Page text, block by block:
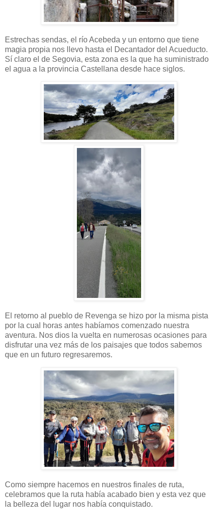
Estrechas sendas, el río Acebeda y un entorno que tiene
magia propia nos llevo hasta el Decantador del Acueducto.
Sí claro el de Segovia, esta zona es la que ha suministrado
el agua a la provincia Castellana desde hace siglos.
El retorno al pueblo de Revenga se hizo por la misma pista
por la cual horas antes habíamos comenzado nuestra
aventura. Nos dios la vuelta en numerosas ocasiones para
disfrutar una vez más de los paisajes que todos sabemos
que en un futuro regresaremos.
Como siempre hacemos en nuestros finales de ruta,
celebramos que la ruta había acabado bien y esta vez que
la belleza del lugar nos había conquistado.